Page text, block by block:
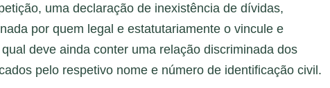
uma declaração de inexistência de dívidas,
por quem legal e estatutariamente o vincule e
deve ainda conter uma relação discriminada dos
pelo respetivo nome e número de identificação civil.